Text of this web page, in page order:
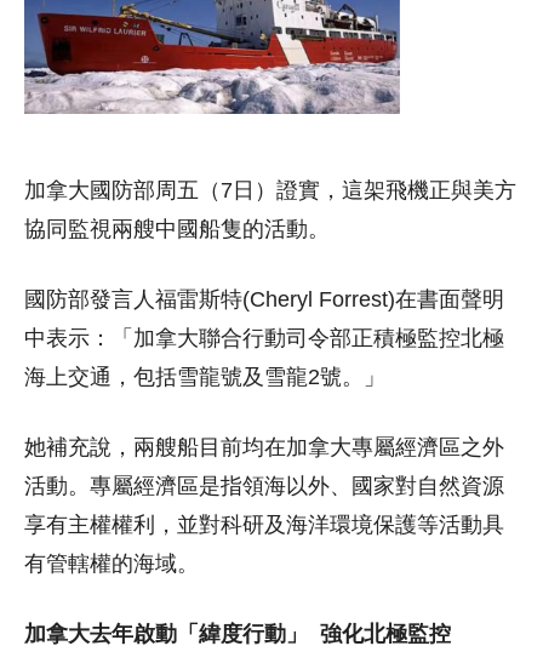
加拿大國防部周五（7日）證實，這架飛機正與美方
協同監視兩艘中國船隻的活動。
國防部發言人福雷斯特(Cheryl Forrest)在書面聲明
中表示：「加拿大聯合行動司令部正積極監控北極
海上交通，包括雪龍號及雪龍2號。」
她補充說，兩艘船目前均在加拿大專屬經濟區之外
活動。專屬經濟區是指領海以外、國家對自然資源
享有主權權利，並對科研及海洋環境保護等活動具
有管轄權的海域。
加拿大去年啟動「緯度行動」 強化北極監控